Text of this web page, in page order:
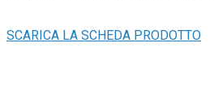
SCARICA LA SCHEDA PRODOTTO